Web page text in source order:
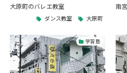
大原町のバレエ教室
ダンス教室 大原町
南
学習塾